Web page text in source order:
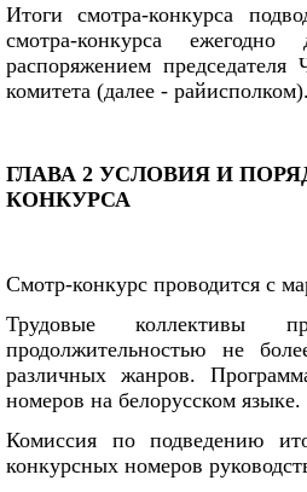
Итоги смотра-конкурса
смотра-конкурса
распоряжением председателя
комитета (далее -
ГЛАВА 2 УСЛОВИЯ И
КОНКУРСА
Смотр-конкурс проводится с
Трудовые коллективы
продолжительностью не
различных жанров.
номеров на белорусском языке.
Комиссия по подведению
конкурсных номеров